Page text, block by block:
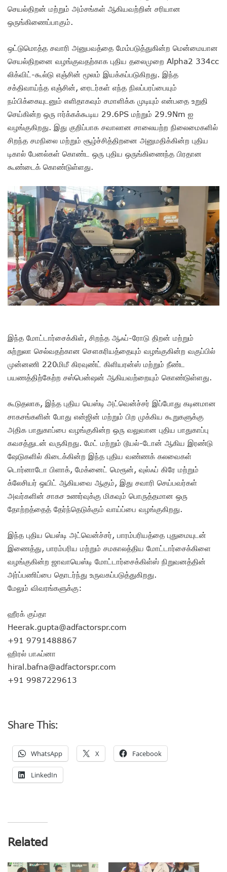
செயல்திறன் மற்றும் அம்சங்கள் ஆகியவற்றின் சரியான
ஒருங்கிணைப்பாகும்.
ஒட்டுமொத்த சவாரி அனுபவத்தை மேம்படுத்துகின்ற மென்மையான
செயல்திறனை வழங்குவதற்காக புதிய தலைமுறை Alpha2 334cc
லிக்விட்-கூல்டு எஞ்சின் மூலம் இயக்கப்படுகிறது. இந்த
சக்திவாய்ந்த எஞ்சின், ரைடர்கள் எந்த நிலப்பரப்பையும்
நம்பிக்கையுடனும் எளிதாகவும் சமாளிக்க முடியும் என்பதை உறுதி
செய்கின்ற ஒரு ஈர்க்கக்கூடிய 29.6PS மற்றும் 29.9Nm ஐ
வழங்குகிறது. இது குறிப்பாக சவாலான சாலையற்ற நிலைமைகளில்
சிறந்த சமநிலை மற்றும் சூழ்ச்சித்திறனை அனுமதிக்கின்ற புதிய
டிகால் பேனல்கள் கொண்ட ஒரு புதிய ஒருங்கிணைந்த பிரதான
கூண்டைக் கொண்டுள்ளது.
இந்த மோட்டார்சைக்கிள், சிறந்த ஆஃப்-ரோடு திறன் மற்றும்
சுற்றுலா செல்வதற்கான சௌகரியத்தையும் வழங்குகின்ற வகுப்பில்
முன்னணி 220மிமீ கிரவுண்ட் கிளியரன்ஸ் மற்றும் நீண்ட
பயணத்திற்கேற்ற சஸ்பென்ஷன் ஆகியவற்றையும் கொண்டுள்ளது.
கூடுதலாக, இந்த புதிய யெஸ்டி அட்வென்ச்சர் இப்போது கடினமான
சாகசங்களின் போது என்ஜின் மற்றும் பிற முக்கிய கூறுகளுக்கு
அதிக பாதுகாப்பை வழங்குகின்ற ஒரு வலுவான புதிய பாதுகாப்பு
கவசத்துடன் வருகிறது. மேட் மற்றும் டூயல்-டோன் ஆகிய இரண்டு
ஷேடுகளில் கிடைக்கின்ற இந்த புதிய வண்ணக் கலவைகள்
டொர்னாடோ பிளாக், மேக்னைட் மெரூன், வுல்ஃப் கிரே மற்றும்
க்லேசியர் ஒயிட் ஆகியவை ஆகும், இது சவாரி செய்பவர்கள்
அவர்களின் சாகச உணர்வுக்கு மிகவும் பொருத்தமான ஒரு
தோற்றத்தைத் தேர்ந்தெடுக்கும் வாய்ப்பை வழங்குகிறது.
இந்த புதிய யெஸ்டி அட்வென்ச்சர், பாரம்பரியத்தை புதுமையுடன்
இணைத்து, பாரம்பரிய மற்றும் சமகாலத்திய மோட்டார்சைக்கிளை
வழங்குகின்ற ஜாவாயெஸ்டி மோட்டார்சைக்கிள்ஸ் நிறுவனத்தின்
அர்ப்பணிப்பை தொடர்ந்து உருவகப்படுத்துகிறது.
மேலும் விவரங்களுக்கு:
ஹீரக் குப்தா
Heerak.gupta@adfactorspr.com
+91 9791488867
ஹிரல் பாஃப்னா
hiral.bafna@adfactorspr.com
+91 9987229613
Share This:
WhatsApp X Facebook
LinkedIn
Related